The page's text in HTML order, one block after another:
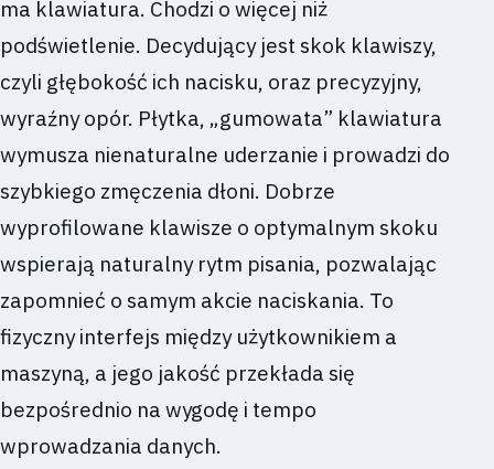
ma klawiatura. Chodzi o więcej niż
podświetlenie. Decydujący jest skok klawiszy,
czyli głębokość ich nacisku, oraz precyzyjny,
wyraźny opór. Płytka, „gumowata” klawiatura
wymusza nienaturalne uderzanie i prowadzi do
szybkiego zmęczenia dłoni. Dobrze
wyprofilowane klawisze o optymalnym skoku
wspierają naturalny rytm pisania, pozwalając
zapomnieć o samym akcie naciskania. To
fizyczny interfejs między użytkownikiem a
maszyną, a jego jakość przekłada się
bezpośrednio na wygodę i tempo
wprowadzania danych.